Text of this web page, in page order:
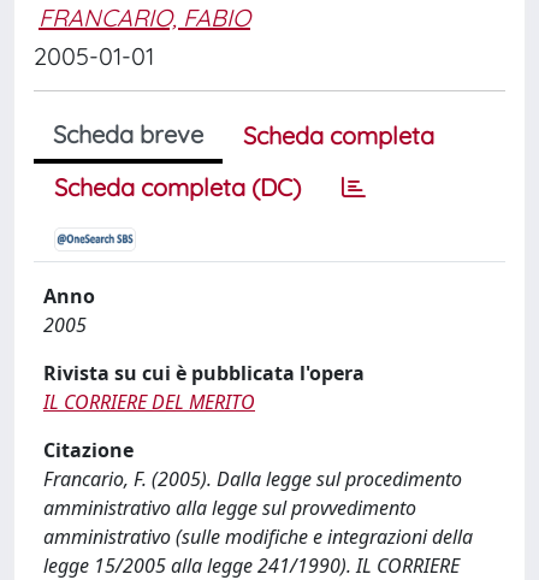
FRANCARIO, FABIO
2005-01-01
Scheda breve
Scheda completa
Scheda completa (DC)
Anno
2005
Rivista su cui è pubblicata l'opera
IL CORRIERE DEL MERITO
Citazione
Francario, F. (2005). Dalla legge sul procedimento
amministrativo alla legge sul provvedimento
amministrativo (sulle modifiche e integrazioni della
legge 15/2005 alla legge 241/1990). IL CORRIERE